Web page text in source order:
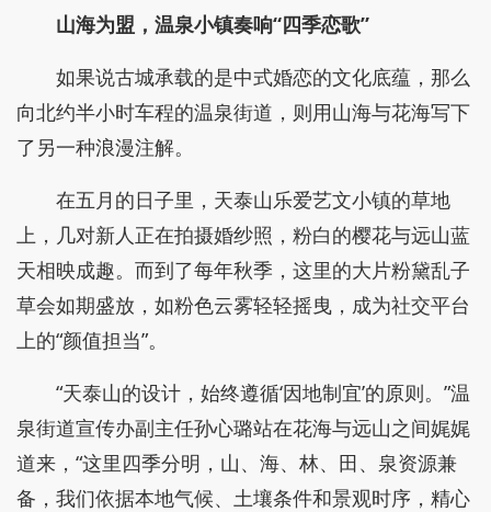
山海为盟，温泉小镇奏响“四季恋歌”
如果说古城承载的是中式婚恋的文化底蕴，那么
向北约半小时车程的温泉街道，则用山海与花海写下
了另一种浪漫注解。
在五月的日子里，天泰山乐爱艺文小镇的草地
上，几对新人正在拍摄婚纱照，粉白的樱花与远山蓝
天相映成趣。而到了每年秋季，这里的大片粉黛乱子
草会如期盛放，如粉色云雾轻轻摇曳，成为社交平台
上的“颜值担当”。
“天泰山的设计，始终遵循‘因地制宜’的原则。”温
泉街道宣传办副主任孙心璐站在花海与远山之间娓娓
道来，“这里四季分明，山、海、林、田、泉资源兼
备，我们依据本地气候、土壤条件和景观时序，精心